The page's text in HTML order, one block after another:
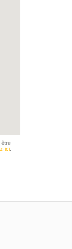
être
ici